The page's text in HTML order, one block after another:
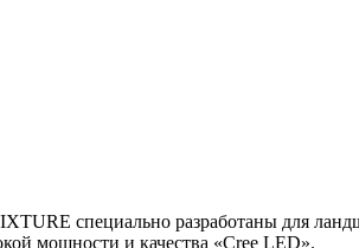
специально разработаны для
мощности и качества «Cree LED».